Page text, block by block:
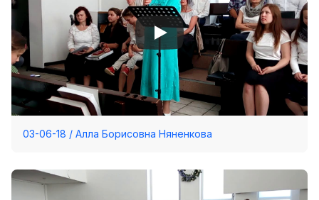
03-06-18 / Алла Борисовна Няненкова